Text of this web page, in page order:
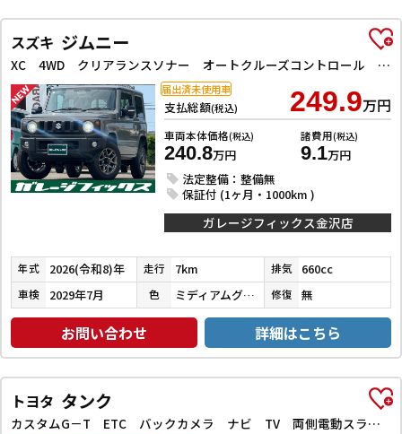
スズキ ジムニー
XC 4WD クリアランスソナー オートクルーズコントロール レーンアシスト 衝突被害軽減システム オートライト LEDヘッドランプ ヘッドライトウォッシャー スマートキー アイドリングストップ
支払総額(税込) 249.9万円
車両本体価格(税込)
240.8万円
諸費用(税込)
9.1万円
法定整備：整備無
保証付 (1ヶ月・1000km )
届出済未使用車
ガレージフィックス金沢店
年式 2026(令和8)年 走行 7km 排気 660cc
車検 2029年7月 色 ミディアムグレー 修復 無
お問い合わせ 詳細はこちら
トヨタ タンク
カスタムG－T ETC バックカメラ ナビ TV 両側電動スライドドア クリアランスソナー オートクルーズコントロール 衝突被害軽減システム アルミホイール LEDヘッドランプ スマートキー